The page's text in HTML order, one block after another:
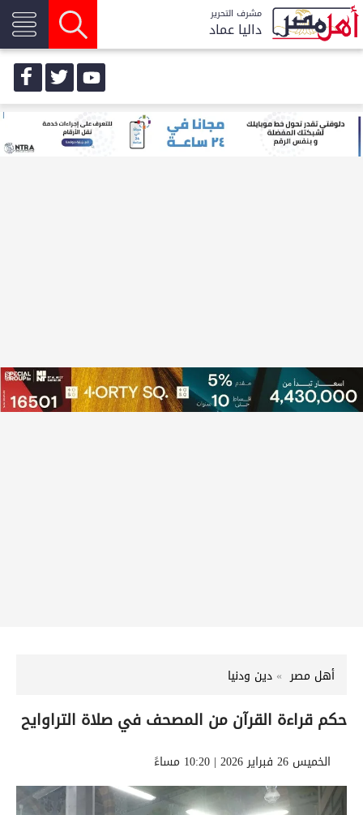
مشرف التحرير
داليا عماد
أهل مصر دين ودنيا
حكم قراءة القرآن من المصحف في صلاة التراوايح
الخميس 26 فبراير 2026 | 10:20 مساءً